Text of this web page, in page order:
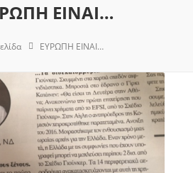
ΕΙΝΑΙ…
ΕΥΡΩΠΗ ΕΙΝΑΙ…